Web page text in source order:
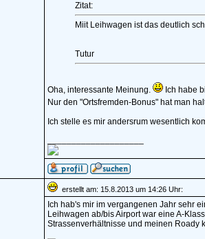
Zitat:
Miit Leihwagen ist das deutlich
Tutur
Oha, interessante Meinung.
Ich habe
Nur den "Ortsfremden-Bonus" hat man
Ich stelle es mir andersrum wesentlich
erstellt am: 15.8.2013 um 14:26 Uhr:
Ich hab's mir im vergangenen Jahr sehr
Leihwagen ab/bis Airport war eine A-
Strassenverhältnisse und meinen Roady